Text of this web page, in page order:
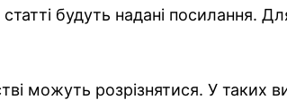
будуть надані посилання.
можуть розрізнятися. У таких